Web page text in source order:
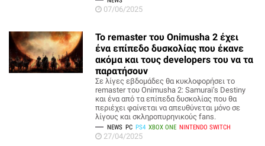
07/06/2025
Το remaster του Onimusha 2 έχει
ένα επίπεδο δυσκολίας που έκανε
ακόμα και τους developers του να τα
παρατήσουν
Σε λίγες εβδομάδες θα κυκλοφορήσει το
remaster του Onimusha 2: Samurai’s Destiny
και ένα από τα επίπεδα δυσκολίας που θα
περιέχει φαίνεται να απευθύνεται μόνο σε
λίγους και σκληροπυρηνικούς fans.
NEWS PC PS4 XBOX ONE NINTENDO SWITCH
27/04/2025